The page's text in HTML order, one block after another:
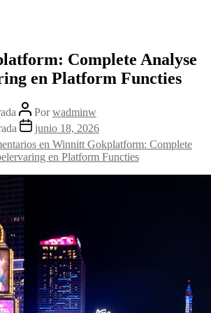
Complete Analyse
en Platform Functies
Porwadminw
junio 18, 2026
en Winnitt Gokplatform: Complete
en Platform Functies